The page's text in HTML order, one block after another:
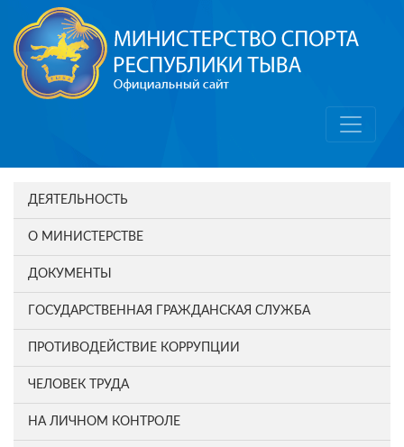
ДЕЯТЕЛЬНОСТЬ
О МИНИСТЕРСТВЕ
ДОКУМЕНТЫ
ГОСУДАРСТВЕННАЯ ГРАЖДАНСКАЯ СЛУЖБА
ПРОТИВОДЕЙСТВИЕ КОРРУПЦИИ
ЧЕЛОВЕК ТРУДА
НА ЛИЧНОМ КОНТРОЛЕ